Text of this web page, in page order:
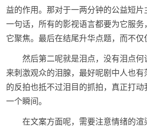
益的作用。那对于一两分钟的公益短片
一句话，所有的影视语言都要为它服务
它聚焦。最后在结尾升华点题，而不仅
然后第二呢就是泪点，没有泪点何
来刺激观众的泪腺，最好呢剧中人也
的反拍也抵不过泪目的抓拍，真正打动
一个瞬间。
在文案方面呢，需要注意情绪的渲